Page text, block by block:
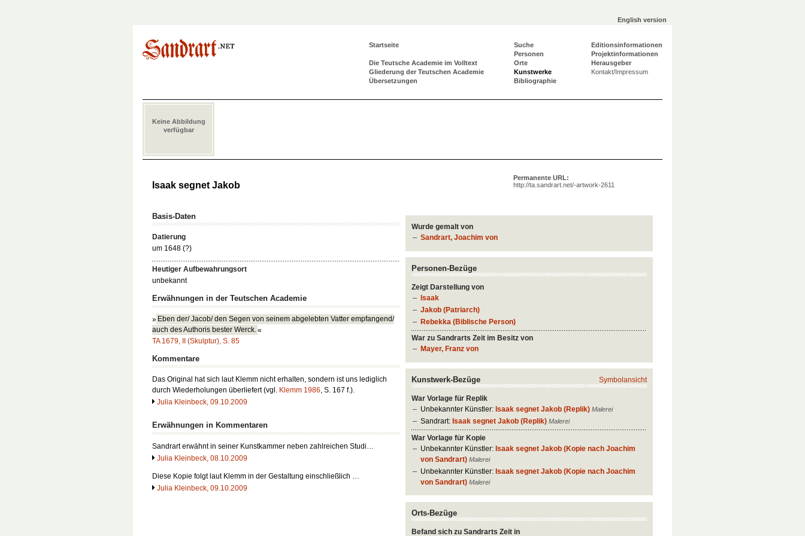
English version
Startseite
Die Teutsche Academie im Volltext
Gliederung der Teutschen Academie
Übersetzungen
Suche
Personen
Orte
Kunstwerke
Bibliographie
Editionsinformationen
Projektinformationen
Herausgeber
Kontakt/Impressum
Keine Abbildung
verfügbar
Permanente URL:
http://ta.sandrart.net/-artwork-2611
Isaak segnet Jakob
Wurde gemalt von
Sandrart, Joachim von
Personen-Bezüge
Zeigt Darstellung von
Isaak
Jakob (Patriarch)
Rebekka (Biblische Person)
War zu Sandrarts Zeit im Besitz von
Mayer, Franz von
Symbolansicht
Kunstwerk-Bezüge
War Vorlage für Replik
Unbekannter Künstler: Isaak segnet Jakob (Replik) Malerei
Sandrart: Isaak segnet Jakob (Replik) Malerei
War Vorlage für Kopie
Unbekannter Künstler:Isaak segnet Jakob (Kopie nach Joachim
von Sandrart) Malerei
Unbekannter Künstler:Isaak segnet Jakob (Kopie nach Joachim
von Sandrart) Malerei
Orts-Bezüge
Befand sich zu Sandrarts Zeit in
Basis-Daten
Datierung
um 1648 (?)
Heutiger Aufbewahrungsort
unbekannt
Erwähnungen in der Teutschen Academie
» Eben der/ Jacob/ den Segen von seinem abgelebten Vatter empfangend/
auch des Authoris bester Werck.«
TA 1679, II (Skulptur), S. 85
Kommentare
Das Original hat sich laut Klemm nicht erhalten, sondern ist uns lediglich
durch Wiederholungen überliefert (vgl. Klemm 1986, S. 167 f.).
Julia Kleinbeck, 09.10.2009
Erwähnungen in Kommentaren
Sandrart erwähnt in seiner Kunstkammer neben zahlreichen Studi…
Julia Kleinbeck, 08.10.2009
Diese Kopie folgt laut Klemm in der Gestaltung einschließlich …
Julia Kleinbeck, 09.10.2009